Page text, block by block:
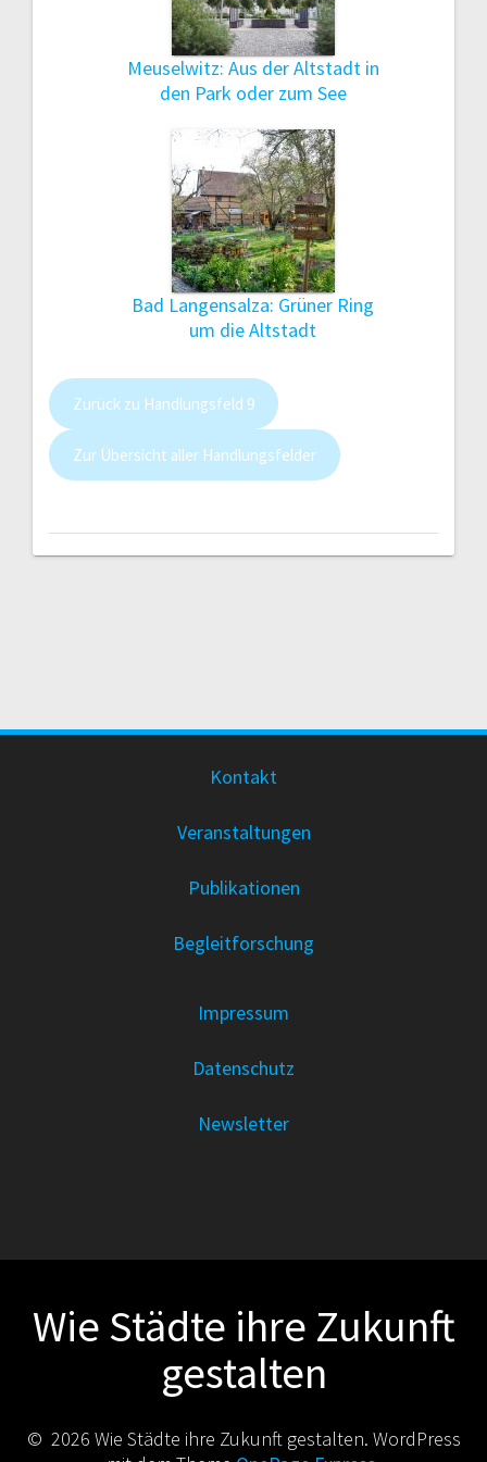
Meuselwitz: Aus der Altstadt in
den Park oder zum See
Bad Langensalza: Grüner Ring
um die Altstadt
Zurück zu Handlungsfeld 9
Zur Übersicht aller Handlungsfelder
Kontakt
Veranstaltungen
Publikationen
Begleitforschung
Impressum
Datenschutz
Newsletter
Wie Städte ihre Zukunft
gestalten
© 2026 Wie Städte ihre Zukunft gestalten. WordPress